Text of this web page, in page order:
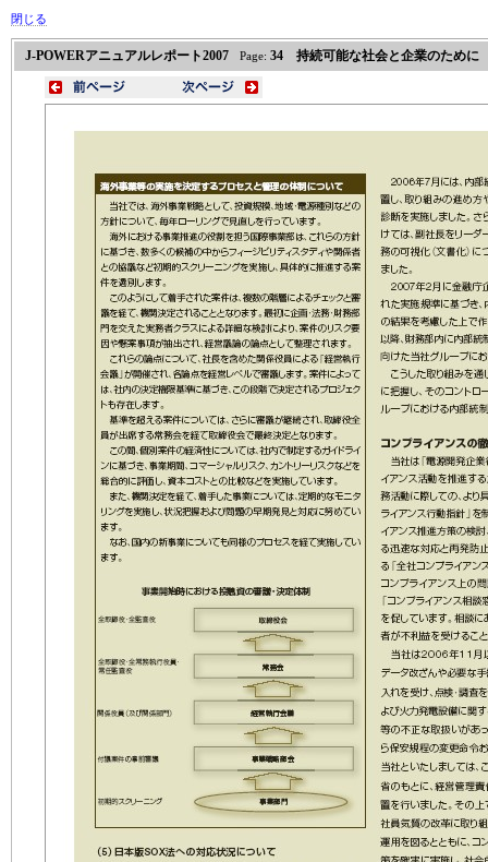
閉じる
J-POWERアニュアルレポート2007 Page: 34 持続可能な社会と企業のために